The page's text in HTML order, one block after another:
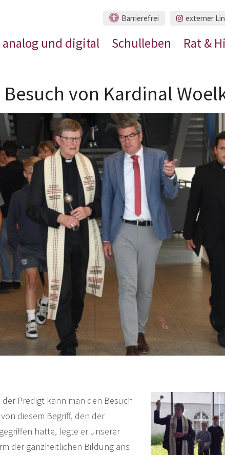
Barrierefrei externer
und digital Schulleben Rat &
von Kardinal
Predigt kann man den Besuch
diesem Begriff, den der
hatte, legte er unserer
der ganzheitlichen Bildung ans